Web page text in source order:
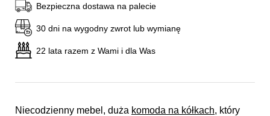
Niecodzienny mebel, duża komoda na kółkach, który
Bezpieczna dostawa na palecie
30 dni na wygodny zwrot lub wymianę
22 lata razem z Wami i dla Was